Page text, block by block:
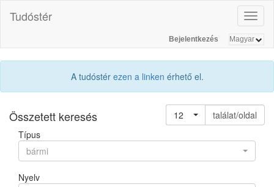
Tudóstér
Bejelentkezés
A tudóstér ezen a linken érhető el.
Összetett keresés 12
találat/oldal
Típus
bármi
Nyelv